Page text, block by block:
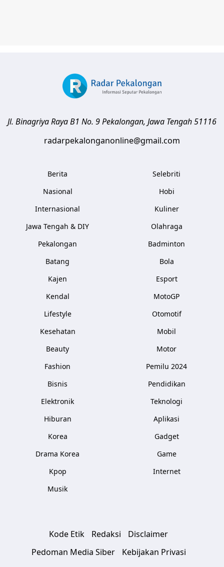
Jl. Binagriya Raya B1 No. 9Pekalongan, Jawa Tengah51116
radarpekalonganonline@gmail.com
Berita
Nasional
Internasional
Jawa Tengah & DIY
Pekalongan
Batang
Kajen
Kendal
Lifestyle
Kesehatan
Beauty
Fashion
Bisnis
Elektronik
Hiburan
Korea
Drama Korea
Kpop
Musik
Selebriti
Hobi
Kuliner
Olahraga
Badminton
Bola
Esport
MotoGP
Otomotif
Mobil
Motor
Pemilu 2024
Pendidikan
Teknologi
Aplikasi
Gadget
Game
Internet
Kode Etik Redaksi
Disclaimer
Pedoman Media Siber
Kebijakan Privasi